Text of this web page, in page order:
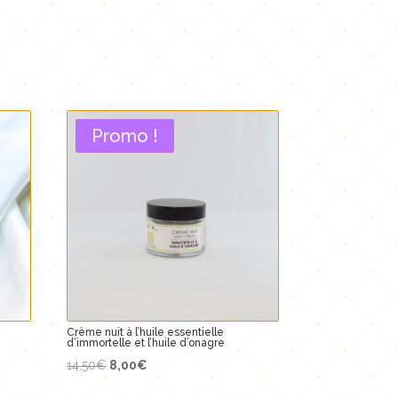
Promo !
Crème nuit à l’huile essentielle
d’immortelle et l’huile d’onagre
14,50€ Le
prix
8,00€
prix